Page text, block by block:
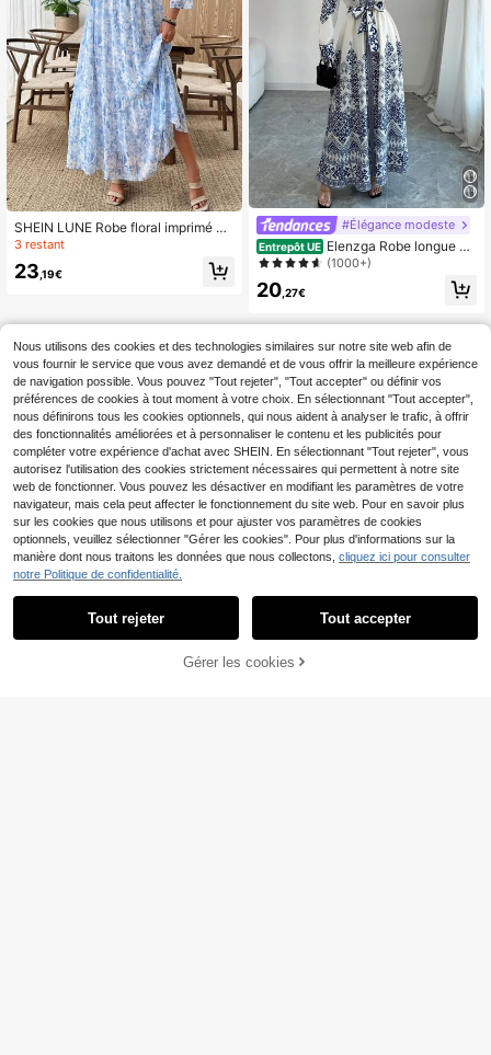
SHEIN LUNE Robe floral imprimé co
l V profond avec manches évasées,
3 restant
23 ,19€
#Élégance modeste
Entrepôt UE Elenzga Robe longue aj
ustée à la taille à manches longues
(1000+)
20 ,27€
AJOUTER AU PANIER
Nous utilisons des cookies et des technologies similaires sur notre site web afin de
vous fournir le service que vous avez demandé et de vous offrir la meilleure expérience
de navigation possible. Vous pouvez "Tout rejeter", "Tout accepter" ou définir vos
préférences de cookies à tout moment à votre choix. En sélectionnant "Tout accepter",
nous définirons tous les cookies optionnels, qui nous aident à analyser le trafic, à offrir
des fonctionnalités améliorées et à personnaliser le contenu et les publicités pour
compléter votre expérience d'achat avec SHEIN. En sélectionnant "Tout rejeter", vous
autorisez l'utilisation des cookies strictement nécessaires qui permettent à notre site
web de fonctionner. Vous pouvez les désactiver en modifiant les paramètres de votre
navigateur, mais cela peut affecter le fonctionnement du site web. Pour en savoir plus
sur les cookies que nous utilisons et pour ajuster vos paramètres de cookies
optionnels, veuillez sélectionner "Gérer les cookies". Pour plus d'informations sur la
manière dont nous traitons les données que nous collectons, cliquez ici pour consulter
notre Politique de confidentialité.
Tout rejeter Tout accepter
Gérer les cookies